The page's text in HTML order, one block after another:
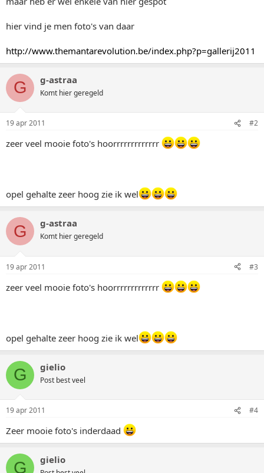
hier vind je men foto's van daar
http://www.themantarevolution.be/index.php?p=gallerij2011
G g-astraa
Komt hier geregeld
19 apr 2011 #2
zeer veel mooie foto's hoorrrrrrrrrrrrr
opel gehalte zeer hoog zie ik wel
G g-astraa
Komt hier geregeld
19 apr 2011 #3
zeer veel mooie foto's hoorrrrrrrrrrrrr
opel gehalte zeer hoog zie ik wel
G gielio
Post best veel
19 apr 2011 #4
Zeer mooie foto's inderdaad
G gielio